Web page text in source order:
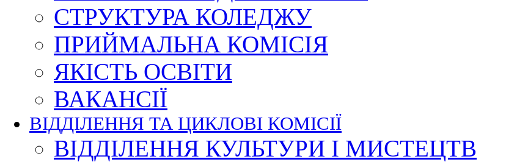
СТРУКТУРА КОЛЕДЖУ
ПРИЙМАЛЬНА КОМІСІЯ
ЯКІСТЬ ОСВІТИ
ВАКАНСІЇ
ВІДДІЛЕННЯ ТА ЦИКЛОВІ КОМІСІЇ
ВІДДІЛЕННЯ КУЛЬТУРИ І МИСТЕЦТВ